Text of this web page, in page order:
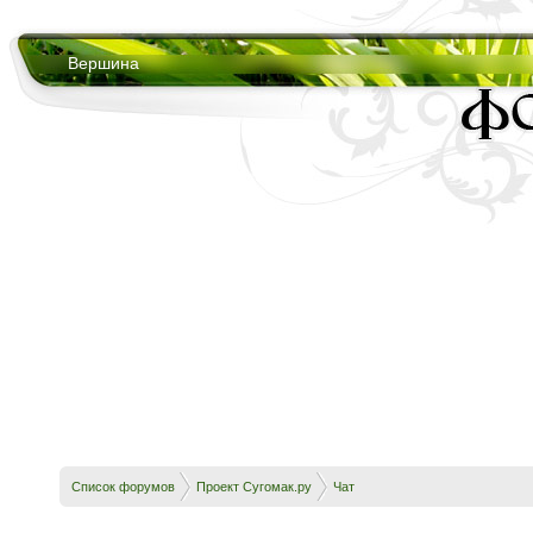
Вершина
Список форумов Проект Сугомак.ру Чат